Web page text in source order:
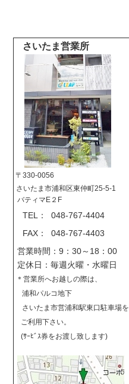
さいたま営業所
〒330-0056
さいたま市浦和区東仲町25-5-1
バティマE２F
TEL： 048-767-4404
FAX： 048-767-4403
営業時間：9：30～18：00
定休日：毎週火曜・水曜日
＊営業所へお越しの際は、
浦和パルコ地下
さいたま市営浦和駅東口駐車場を
ご利用下さい。
(ｻｰﾋﾞｽ券をお渡し致します)